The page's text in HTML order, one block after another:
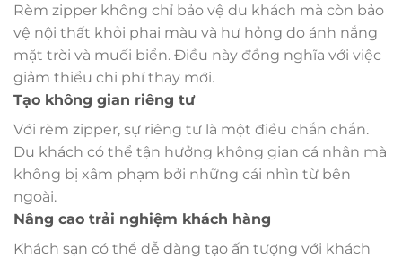
Rèm zipper không chỉ bảo vệ du khách mà còn bảo
vệ nội thất khỏi phai màu và hư hỏng do ánh nắng
mặt trời và muối biển. Điều này đồng nghĩa với việc
giảm thiểu chi phí thay mới.
Tạo không gian riêng tư
Với rèm zipper, sự riêng tư là một điều chắn chắn.
Du khách có thể tận hưởng không gian cá nhân mà
không bị xâm phạm bởi những cái nhìn từ bên
ngoài.
Nâng cao trải nghiệm khách hàng
Khách sạn có thể dễ dàng tạo ấn tượng với khách